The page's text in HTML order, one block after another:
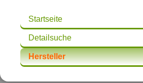
Startseite
Detailsuche
Hersteller